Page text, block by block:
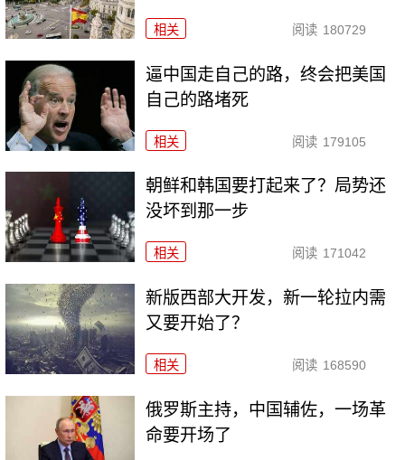
相关 阅读 180729
逼中国走自己的路，终会把美国
自己的路堵死
相关 阅读 179105
朝鲜和韩国要打起来了？局势还
没坏到那一步
相关 阅读 171042
新版西部大开发，新一轮拉内需
又要开始了？
相关 阅读 168590
俄罗斯主持，中国辅佐，一场革
命要开场了